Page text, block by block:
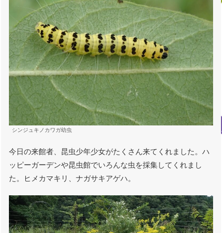
シンジュキノカワガ幼虫
今日の来館者、昆虫少年少女がたくさん来てくれました。ハ
ッピーガーデンや昆虫館でいろんな虫を採集してくれまし
た。ヒメカマキリ、ナガサキアゲハ。